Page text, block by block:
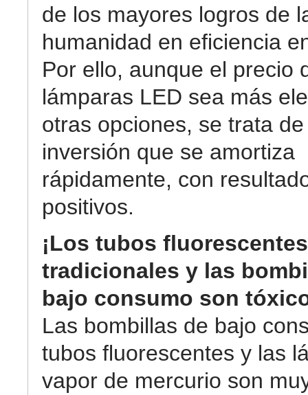
de los mayores logros de
humanidad en eficiencia
Por ello, aunque el precio
lámparas LED sea más
otras opciones, se trata
inversión que se amortiza
rápidamente, con
positivos.
¡Los tubos fluorescentes
tradicionales y las
bajo consumo son
Las bombillas de bajo
tubos fluorescentes y las
vapor de mercurio son